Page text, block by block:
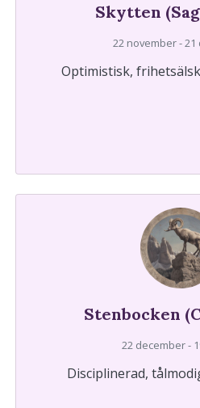
Skytten
22 november -
Optimistisk,
Stenbocken
22 december -
Disciplinerad,